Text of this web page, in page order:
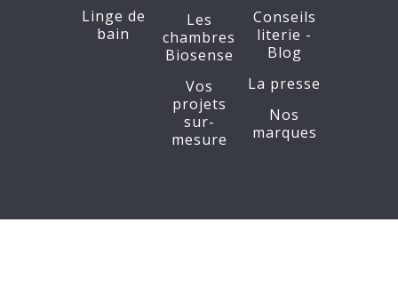
Linge de
bain
Les
chambres
Biosense
Vos
projets
sur-
mesure
Conseils
literie -
Blog
La presse
Nos
marques